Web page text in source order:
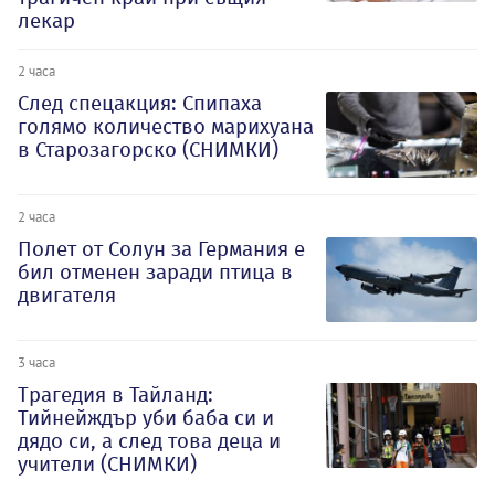
лекар
2 часа
След спецакция: Спипаха
голямо количество марихуана
в Старозагорско (СНИМКИ)
2 часа
Полет от Солун за Германия е
бил отменен заради птица в
двигателя
3 часа
Трагедия в Тайланд:
Тийнейждър уби баба си и
дядо си, а след това деца и
учители (СНИМКИ)